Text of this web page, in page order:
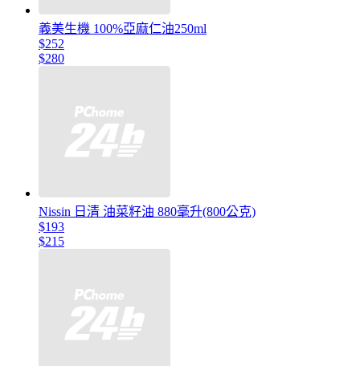
義美生機 100%亞麻仁油250ml
$252
$280
Nissin 日清 油菜籽油 880毫升(800公克)
$193
$215